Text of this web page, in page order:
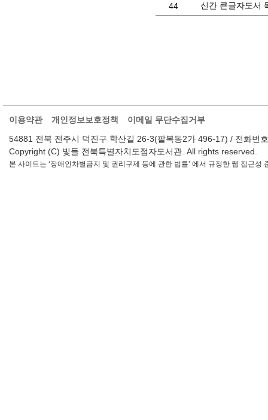
44 신간 큰글자도서
이용약관 개인정보보호정책
이메일 무단수집거부
54881 전북 전주시 덕진구 학산길 26-3(팔복동2가 496-17) / 전화
Copyright (C) 빛들 전북특별자치도점자도서관. All rights reserved.
본 사이트는 ‘장애인차별금지 및 권리구제 등에 관한 법률’ 에서 규정한 웹 접근